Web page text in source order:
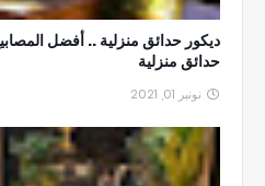
ديكور حدائق منزلية .. أفضل
حدائق منزلية
نونبر 01, 2021